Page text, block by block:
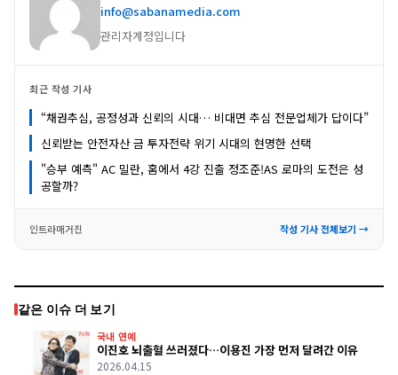
info@sabanamedia.com
관리자계정입니다
최근 작성 기사
“채권추심, 공정성과 신뢰의 시대… 비대면 추심 전문업체가 답이다”
신뢰받는 안전자산 금 투자전략 위기 시대의 현명한 선택
"승부 예측" AC 밀란, 홈에서 4강 진출 정조준!AS 로마의 도전은 성
공할까?
인트라매거진 작성 기사 전체보기 →
같은 이슈 더 보기
국내 연예
이진호 뇌출혈 쓰러졌다…이용진 가장 먼저 달려간 이유
2026.04.15